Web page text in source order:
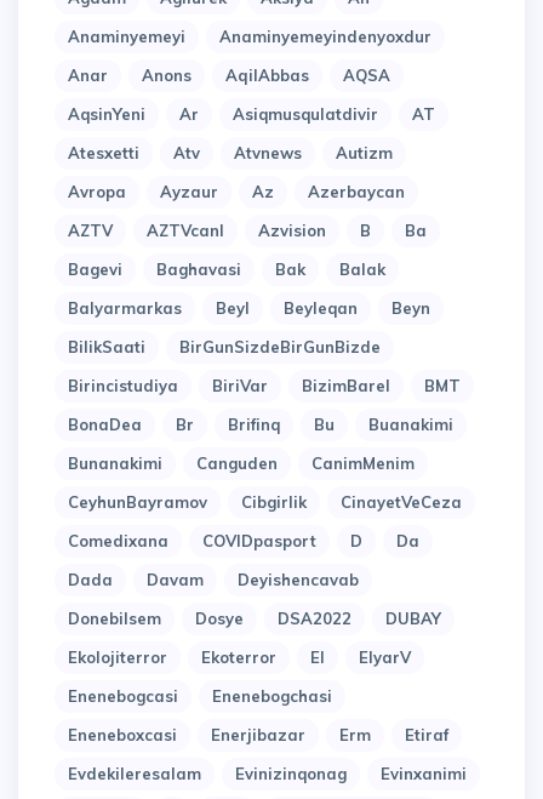
Anaminyemeyi
Anaminyemeyindenyoxdur
Anar
Anons AqilAbbas
AQSA
AqsinYeni
Ar Asiqmusqulatdivir
AT
Atesxetti
Atv Atvnews
Autizm
Avropa
Ayzaur Az
Azerbaycan
AZTV
AZTVcanl Azvision B
Ba
Bagevi
Baghavasi Bak
Balak
Balyarmarkas
Beyl Beyleqan
Beyn
BilikSaati
BirGunSizdeBirGunBizde
Birincistudiya
BiriVar BizimBarel
BMT
BonaDea
Br Brifinq Bu
Buanakimi
Bunanakimi
Canguden
CanimMenim
CeyhunBayramov
Cibgirlik
CinayetVeCeza
Comedixana
COVIDpasport D
Da
Dada
Davam
Deyishencavab
Donebilsem
Dosye DSA2022
DUBAY
Ekolojiterror
Ekoterror El
ElyarV
Enenebogcasi
Enenebogchasi
Eneneboxcasi
Enerjibazar Erm
Etiraf
Evdekileresalam
Evinizinqonag Evinxanimi